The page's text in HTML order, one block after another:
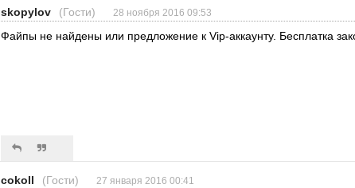
skopylov (Гости) 28 ноября 2016 09:53
Файпы не найдены или предложение к Vip-аккаунту. Бесплатка
cokoll (Гости) 27 января 2016 00:41